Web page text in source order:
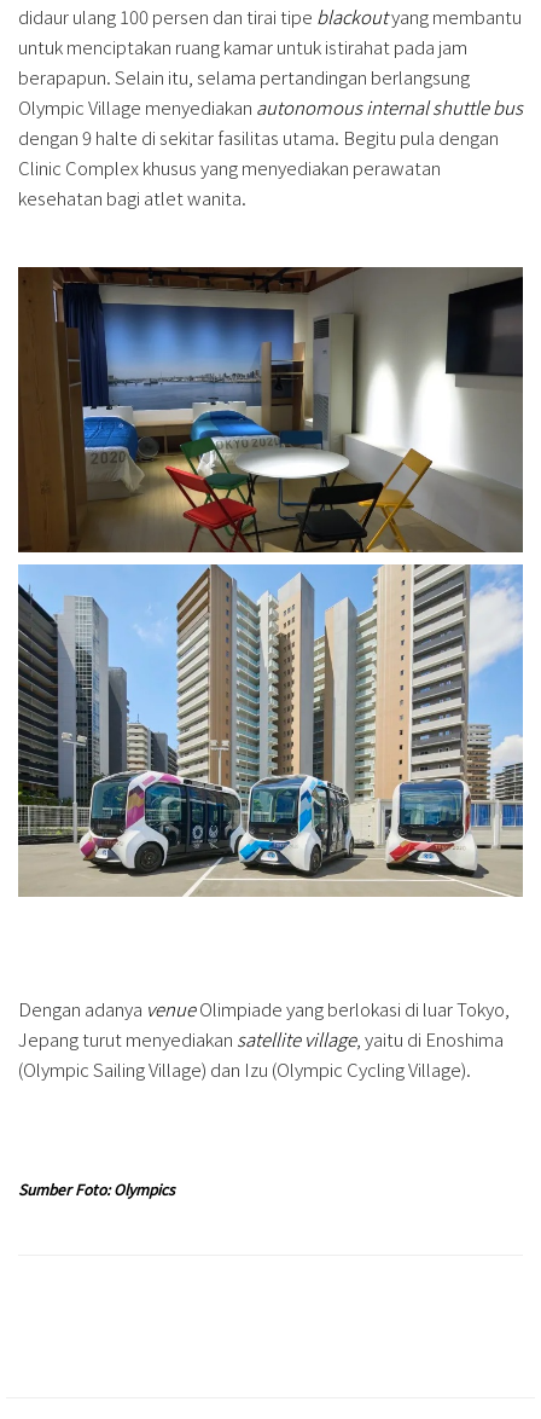
didaur ulang 100 persen dan tirai tipe blackoutyang membantu
untuk menciptakan ruang kamar untuk istirahat pada jam
berapapun. Selain itu, selama pertandingan berlangsung
Olympic Village menyediakan autonomous internal shuttle bus
dengan 9 halte di sekitar fasilitas utama. Begitu pula dengan
Clinic Complex khusus yang menyediakan perawatan
kesehatan bagi atlet wanita.
Dengan adanya venueOlimpiade yang berlokasi di luar Tokyo,
Jepang turut menyediakan satellite village, yaitu di Enoshima
(Olympic Sailing Village) dan Izu (Olympic Cycling Village).
Sumber Foto: Olympics